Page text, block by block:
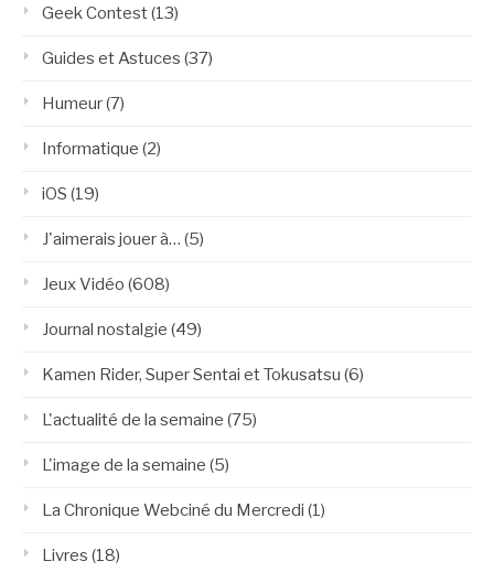
Geek Contest(13)
Guides et Astuces (37)
Humeur(7)
Informatique (2)
iOS (19)
J'aimerais jouer à… (5)
Jeux Vidéo (608)
Journal nostalgie (49)
Kamen Rider, Super Sentai et Tokusatsu (6)
L'actualité de la semaine (75)
L'image de la semaine (5)
La Chronique Webciné du Mercredi (1)
Livres (18)